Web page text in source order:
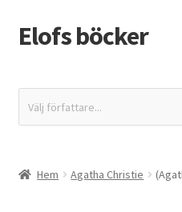
Hoppa
till
Hoppa
till
Elofs böcker
Återbetalnings- och
Välj författare...
Hem Agatha Christie